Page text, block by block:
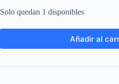
Solo quedan 1 disponibles
Añadir al